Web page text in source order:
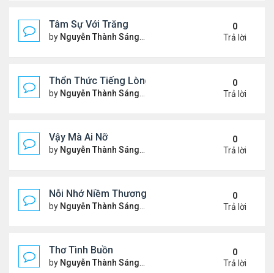
Tâm Sự Với Trăng
by Nguyễn Thành Sáng Thứ 5 Tháng 11 23, 2023 6:37
0
Trả lời
Thổn Thức Tiếng Lòng
by Nguyễn Thành Sáng Chủ nhật Tháng 11 19, 2023
0
Trả lời
Vậy Mà Ai Nỡ
by Nguyễn Thành Sáng Thứ 3 Tháng 11 14, 2023 6:03
0
Trả lời
Nỗi Nhớ Niềm Thương Dưới Nắng Tà
by Nguyễn Thành Sáng Thứ 7 Tháng 11 11, 2023 9:48
0
Trả lời
Thơ Tình Buồn
by Nguyễn Thành Sáng Thứ 7 Tháng 11 04, 2023 8:35
0
Trả lời